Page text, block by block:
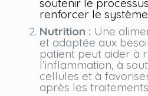
renforcer le
Nutrition : Une
et adaptée aux
patient peut aider à
l’inflammation, à
cellules et à
après les